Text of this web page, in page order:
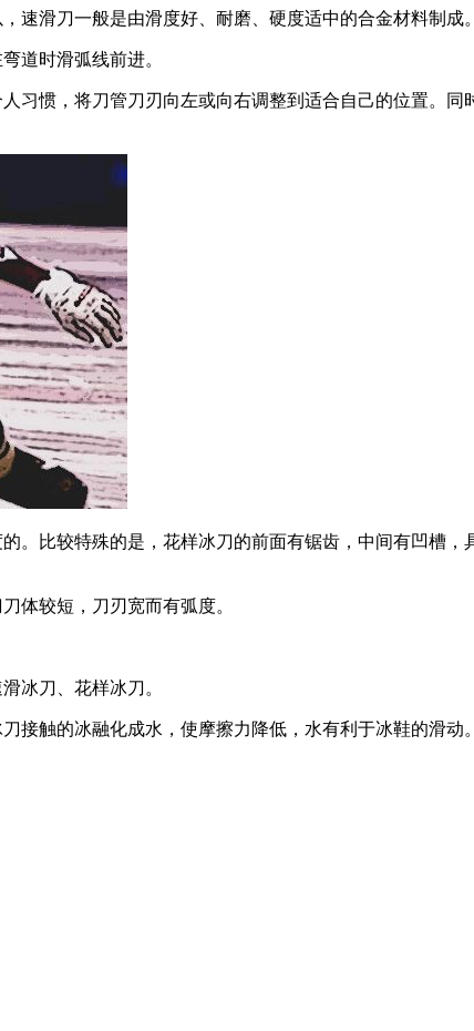
速滑刀一般是由滑度好、耐磨、硬度适中的合金材料制成。
道时滑弧线前进。
习惯，将刀管刀刃向左或向右调整到适合自己的位置。同
比较特殊的是，花样冰刀的前面有锯齿，中间有凹槽，
体较短，刀刃宽而有弧度。
冰刀、花样冰刀。
接触的冰融化成水，使摩擦力降低，水有利于冰鞋的滑动